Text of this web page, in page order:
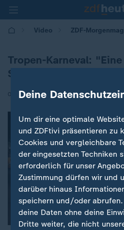
Video ZDF-
Tropen-Karneval:
Sache"
04.03.2025 | 05:30
Deine
Um dir eine optimale
und ZDFtivi präsentieren zu
Cookies und vergleichbare
der eingesetzten Techniken
erforderlich für unser
Zustimmung dürfen wir und
darüber hinaus
speichern und/oder
deine Daten ohne deine
Dritte weiter, die nicht